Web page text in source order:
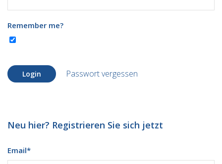
Remember me?
Login Passwort vergessen
Neu hier? Registrieren Sie sich jetzt
Email*